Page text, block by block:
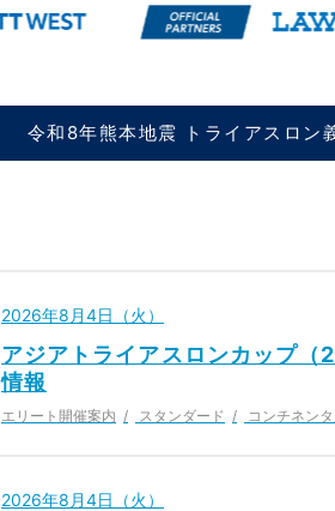
令和8年熊本地震 トライアスロン
2026年8月4日（火）
アジアトライアスロンカップ
情報
エリート開催案内 スタンダード コンチネン
2026年8月4日（火）